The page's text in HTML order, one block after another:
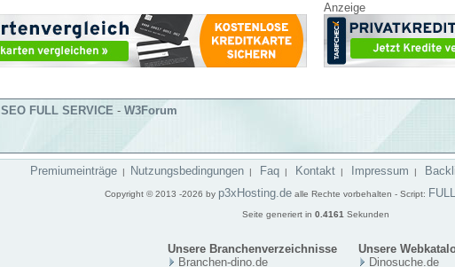
Anzeige
SEO FULL SERVICE - W3Forum
Premiumeinträge| Nutzungsbedingungen| Faq| Kontakt| Impressum |
Copyright © 2013 -2026 by p3xHosting.dealle Rechte vorbehalten - Script:
Seite generiert in 0.4161 Sekunden
Unsere Branchenverzeichnisse Unsere
Branchen-dino.de Dinosuche.de